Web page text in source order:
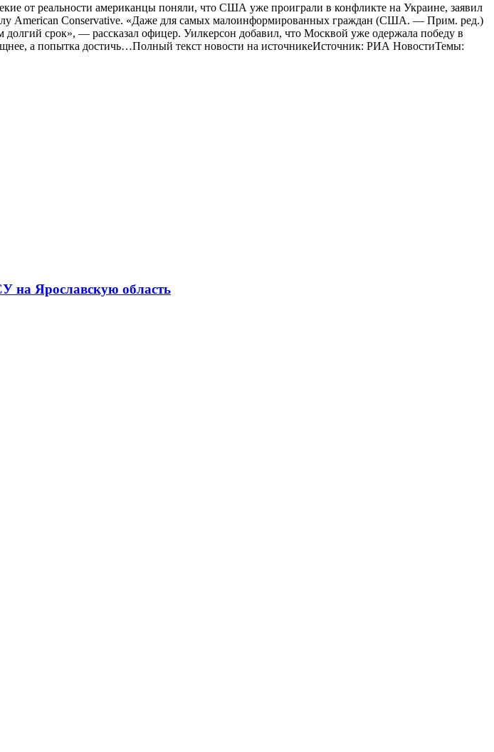
реальности американцы поняли, что США уже проиграли в конфликте на Украине, заявил
American Conservative. «Даже для самых малоинформированных граждан (США. — Прим. ред.)
срок», — рассказал офицер. Уилкерсон добавил, что Москвой уже одержала победу в
а попытка достичь…Полный текст новости на источникеИсточник: РИА НовостиТемы:
на Ярославскую область